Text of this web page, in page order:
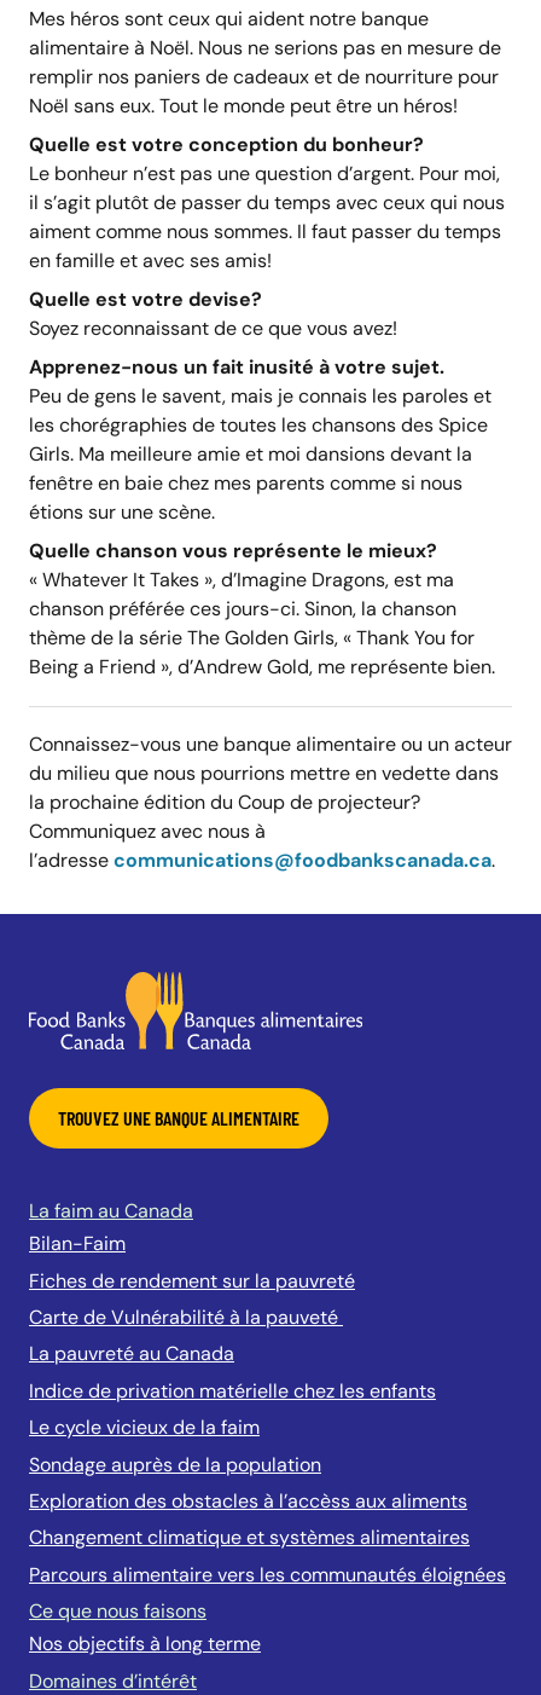
Mes héros sont ceux qui aident notre banque
alimentaire à Noël. Nous ne serions pas en mesure de
remplir nos paniers de cadeaux et de nourriture pour
Noël sans eux. Tout le monde peut être un héros!
Quelle est votre conception du bonheur?
Le bonheur n’est pas une question d’argent. Pour moi,
il s’agit plutôt de passer du temps avec ceux qui nous
aiment comme nous sommes. Il faut passer du temps
en famille et avec ses amis!
Quelle est votre devise?
Soyez reconnaissant de ce que vous avez!
Apprenez-nous un fait inusité à votre sujet.
Peu de gens le savent, mais je connais les paroles et
les chorégraphies de toutes les chansons des Spice
Girls. Ma meilleure amie et moi dansions devant la
fenêtre en baie chez mes parents comme si nous
étions sur une scène.
Quelle chanson vous représente le mieux?
« Whatever It Takes », d’Imagine Dragons, est ma
chanson préférée ces jours-ci. Sinon, la chanson
thème de la série The Golden Girls, « Thank You for
Being a Friend », d’Andrew Gold, me représente bien.
Connaissez-vous une banque alimentaire ou un acteur
du milieu que nous pourrions mettre en vedette dans
la prochaine édition du Coup de projecteur?
Communiquez avec nous à
l’adressecommunications@foodbankscanada.ca.
TROUVEZ UNE BANQUE ALIMENTAIRE
La faim au Canada
Bilan-Faim
Fiches de rendement sur la pauvreté
Carte de Vulnérabilité à la pauveté
La pauvreté au Canada
Indice de privation matérielle chez les enfants
Le cycle vicieux de la faim
Sondage auprès de la population
Exploration des obstacles à l’accèss aux aliments
Changement climatique et systèmes alimentaires
Parcours alimentaire vers les communautés éloignées
Ce que nous faisons
Nos objectifs à long terme
Domaines d’intérêt